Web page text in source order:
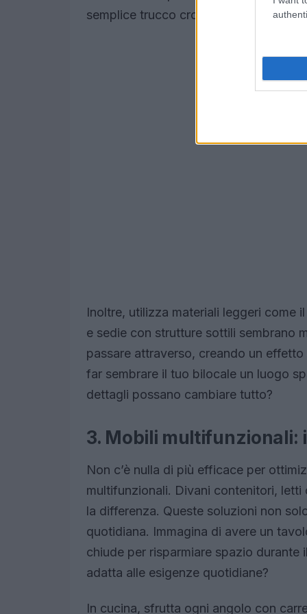
semplice trucco cromatico potesse
Inoltre, utilizza materiali leggeri come
e sedie con strutture sottili sembrano
passare attraverso, creando un
far sembrare il tuo bilocale un luogo
dettagli possano cambiare tutto?
3. Mobili multifunzionali:
Non c’è nulla di più efficace per
multifunzionali. Divani contenitori,
la differenza. Queste soluzioni non
quotidiana. Immagina di avere un
chiude per risparmiare spazio
adatta alle esigenze quotidiane?
In cucina, sfrutta ogni angolo con